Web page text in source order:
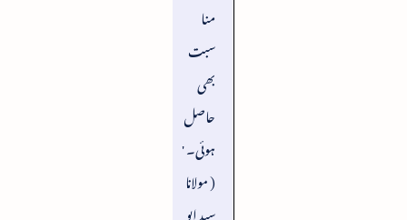
منا
سبت
بھی
حاصل
ہوئی۔ '
( مولانا
سید ابو